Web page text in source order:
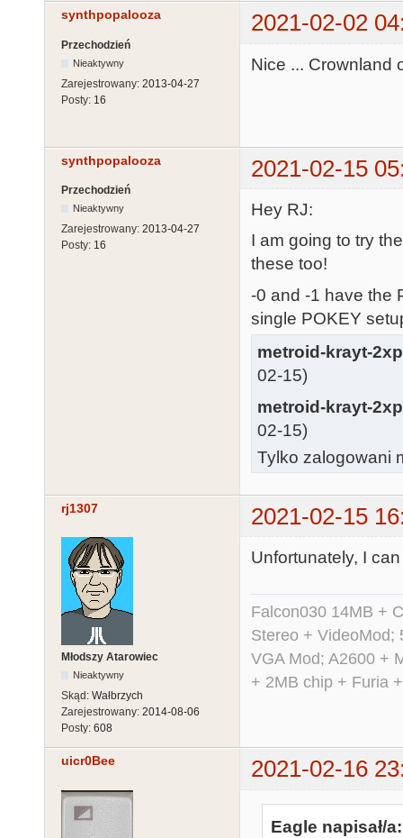
synthpopalooza 2021-02-02
Przechodzień
Nieaktywny
Zarejestrowany: 2013-04-27
Posty: 16
Nice ... Crownland
synthpopalooza 2021-02-15
Przechodzień
Nieaktywny
Zarejestrowany: 2013-04-27
Posty: 16
Hey RJ:
I am going to try
these too!
-0 and -1 have the
single POKEY
metroid-krayt-
02-15)
metroid-krayt-
02-15)
Tylko zalogowani
rj1307 2021-02-15
Młodszy Atarowiec
Nieaktywny
Skąd: Wałbrzych
Zarejestrowany: 2014-08-06
Posty: 608
Unfortunately, I
Falcon030 14MB +
Stereo + VideoMod;
VGA Mod; A2600 +
+ 2MB chip + Furia
uicr0Bee 2021-02-16
Eagle napisał/a: